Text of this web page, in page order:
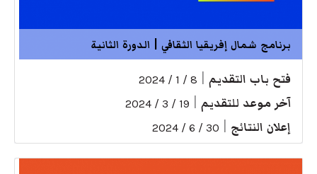
برنامج شمال إفريقيا الثقافي | الدورة الثانية
فتح باب التقديم 8 / 1 / 2024
آخر موعد للتقديم 19 / 3 / 2024
إعلان النتائج 30 / 6 / 2024